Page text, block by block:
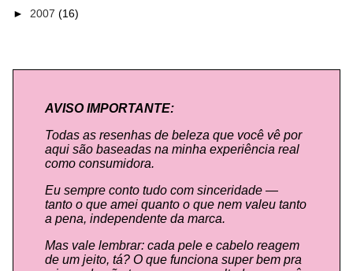
► 2007 (16)
AVISO IMPORTANTE:
Todas as resenhas de beleza que você vê por
aqui são baseadas na minha experiência real
como consumidora.
Eu sempre conto tudo com sinceridade —
tanto o que amei quanto o que nem valeu tanto
a pena, independente da marca.
Mas vale lembrar: cada pele e cabelo reagem
de um jeito, tá? O que funciona super bem pra